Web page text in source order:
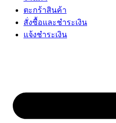
ตะกร้าสินค้า
สั่งซื้อและชำระเงิน
แจ้งชำระเงิน